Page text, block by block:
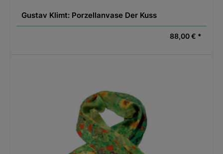
Gustav Klimt: Porzellanvase Der Kuss
88,00 € *